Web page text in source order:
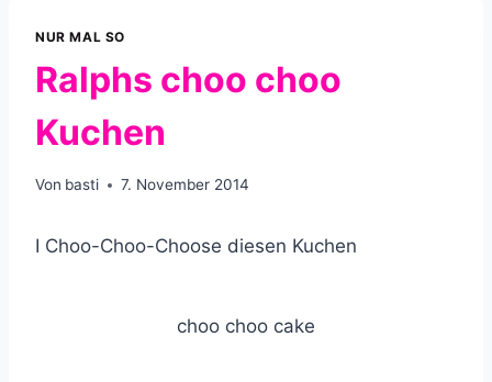
NUR MAL SO
Ralphs choo choo
Kuchen
Von basti 7. November 2014
I Choo-Choo-Choose diesen Kuchen
choo choo cake